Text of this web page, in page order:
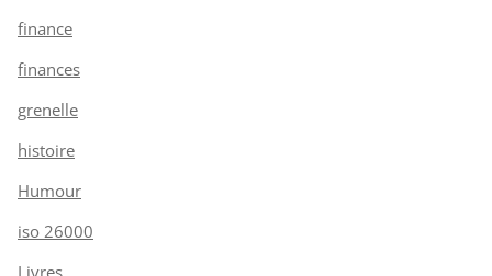
finance
finances
grenelle
histoire
Humour
iso 26000
Livres